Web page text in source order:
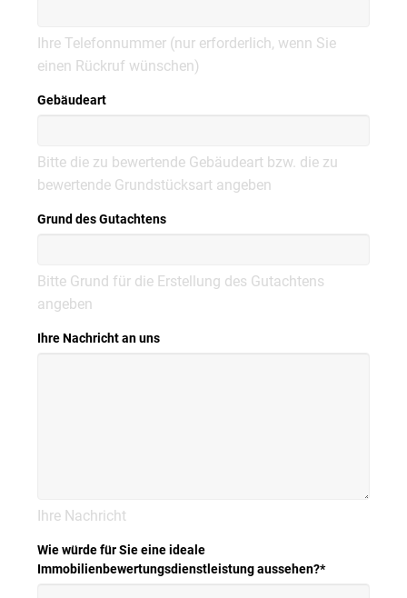
Ihre Telefonnummer (nur erforderlich, wenn Sie
einen Rückruf wünschen)
Gebäudeart
Bitte die zu bewertende Gebäudeart bzw. die zu
bewertende Grundstücksart angeben
Grund des Gutachtens
Bitte Grund für die Erstellung des Gutachtens
angeben
Ihre Nachricht an uns
Ihre Nachricht
Wie würde für Sie eine ideale
Immobilienbewertungsdienstleistung aussehen?*